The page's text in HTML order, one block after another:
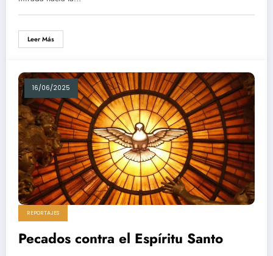
Leer Más
16/06/2025
REPORTAJES
Pecados contra el Espíritu Santo